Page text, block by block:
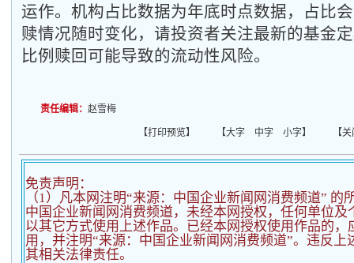
运作。机构占比数据为年底时点数据，占比
赎情况随时变化，请投资者关注最新的基金
比例赎回可能导致的流动性风险。
责任编辑： 赵雪梅
【打印预览】 【大字 中字 小字】 【关
免责声明：
（1）凡本网注明“来源：中国企业新闻网消费频道” 的
中国企业新闻网消费频道，未经本网授权，任何单位及
以其它方式使用上述作品。已经本网授权使用作品的，
用，并注明“来源：中国企业新闻网消费频道”。违反上
其相关法律责任。